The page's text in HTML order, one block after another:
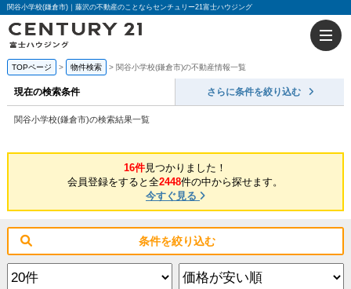
関谷小学校(鎌倉市)｜藤沢の不動産のことならセンチュリー21富士ハウジング
TOPページ 物件検索 関谷小学校(鎌倉市)の不動産情報一覧
現在の検索条件 さらに条件を絞り込む
関谷小学校(鎌倉市)の検索結果一覧
16件見つかりました！
会員登録をすると全2448件の中から探せます。
今すぐ見る
条件を絞り込む